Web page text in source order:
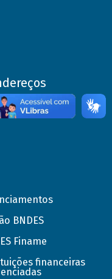
BNDES
Finame
financeiras